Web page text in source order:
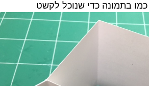
בתמונה כדי שנוכל לקשט